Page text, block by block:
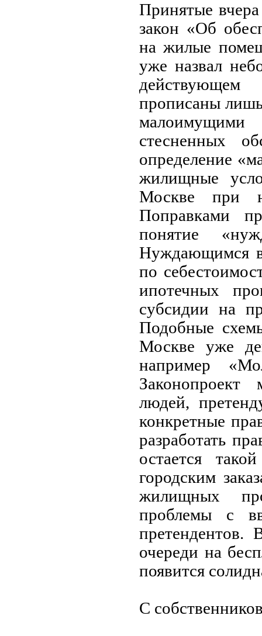
Принятые
закон «Об
на жилые
уже назвал
прописаны
стесненных
определение
жилищные
Москве при
Поправками
понятие
Нуждающимся в
по
ипотечных
субсидии на
Подобные
Москве уже
например
людей,
конкретные
разработать
остается
городским
жилищных
проблемы с
претендентов.
очереди на
появится
С